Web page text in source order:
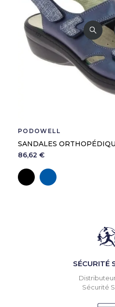
PODOWELL
SANDALES
86,62 €
Noir Marine
SÉCURITÉ
Sécurité